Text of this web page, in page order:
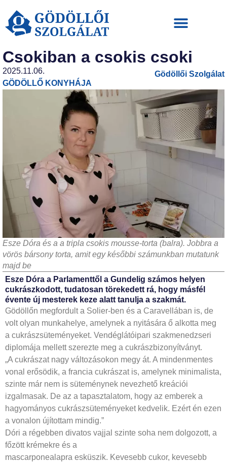
Csokiban a csokis csoki
2025.11.06.
GÖDÖLLŐ KONYHÁJA
Gödöllői Szolgálat
Esze Dóra és a a tripla csokis mousse-torta (balra). Jobbra a
vörös bársony torta, amit egy későbbi számunkban mutatunk
majd be
Esze Dóra a Parlamenttől a Gundelig számos helyen
cukrászkodott, tudatosan törekedett rá, hogy másfél
évente új mesterek keze alatt tanulja a szakmát.
Gödöllőn megfordult a Solier-ben és a Caravellában is, de
volt olyan munkahelye, amelynek a nyitására ő alkotta meg
a cukrászsüteményeket. Vendéglátóipari szakmenedzseri
diplomája mellett szerezte meg a cukrászbizonyítványt.
„A cukrászat nagy változásokon megy át. A mindenmentes
vonal erősödik, a francia cukrászat is, amelynek minimalista,
szinte már nem is süteménynek nevezhető kreációi
izgalmasak. De az a tapasztalatom, hogy az emberek a
hagyományos cukrászsüteményeket kedvelik. Ezért én ezen
a vonalon újítottam mindig.”
Dóri a régebben divatos vajjal szinte soha nem dolgozott, a
főzött krémekre és a
mascarponealapra esküszik. Kevesebb cukor, kevesebb